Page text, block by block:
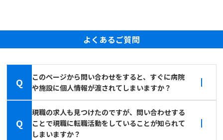
よくあるご質問
Q
このページから問い合わせをすると、すぐに病院
や施設に個人情報が渡されてしまいますか？
Q
現職の求人も見つけたのですが、問い合わせする
ことで現職に転職活動をしていることが知られて
しまいますか？